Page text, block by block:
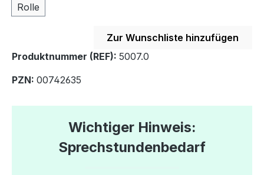
Rolle
Zur Wunschliste hinzufügen
Produktnummer (REF): 5007.0
PZN: 00742635
Wichtiger Hinweis:
Sprechstundenbedarf